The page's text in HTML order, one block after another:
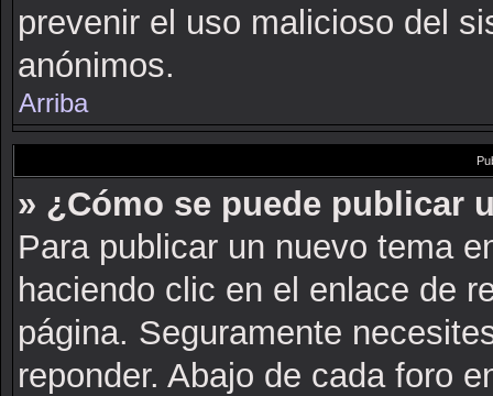
prevenir el uso malicioso del
anónimos.
Arriba
» ¿Cómo se puede publicar
Para publicar un nuevo tema
haciendo clic en el enlace de
página. Seguramente
reponder. Abajo de cada foro